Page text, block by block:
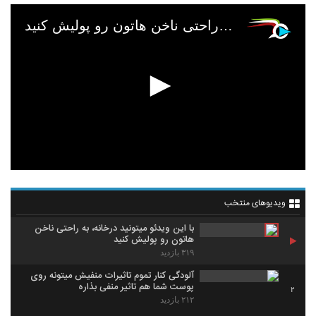
با این ویدئو میتونید درخانه، به راحتی ناخن هاتون رو پولیش کنید
ویدیوهای منتخب
با این ویدئو میتونید درخانه، به راحتی ناخن
هاتون رو پولیش کنید
۳۱۹ بازدید
2
آلودگی کنار تموم تاثیرات منفیش میتونه روی
پوست شما هم تاثیر منفی بذاره
۲۱۲ بازدید